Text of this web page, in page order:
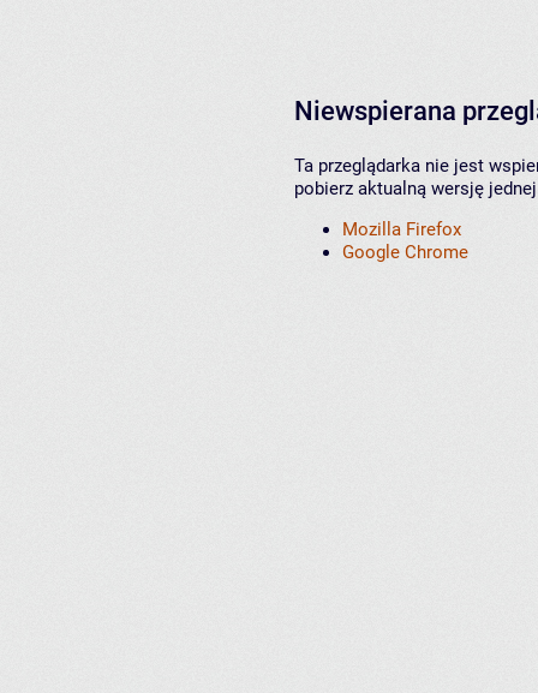
Niewspierana
Ta przeglądarka nie jest
pobierz aktualną wersję
Mozilla Firefox
Google Chrome